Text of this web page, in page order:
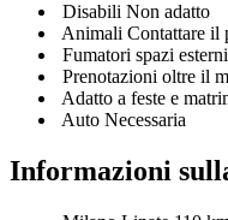
Disabili Non adatto
Animali Contattare il
Fumatori spazi esterni
Prenotazioni oltre il
Adatto a feste e
Auto Necessaria
Informazioni